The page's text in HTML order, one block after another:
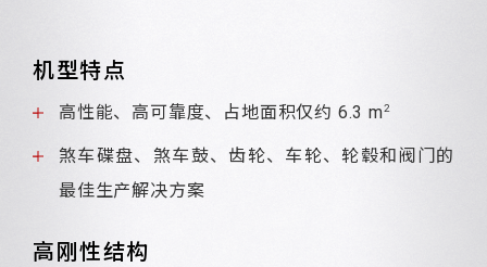
机型特点
高性能、高可靠度、占地面积仅约 6.3 m2
煞车碟盘、煞车鼓、齿轮、车轮、轮毂和阀门的
最佳生产解决方案
高刚性结构